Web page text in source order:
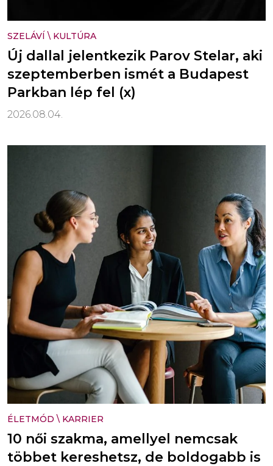
SZELÁVÍ \ KULTÚRA
Új dallal jelentkezik Parov Stelar, aki
szeptemberben ismét a Budapest
Parkban lép fel (x)
2026.08.04.
ÉLETMÓD \ KARRIER
10 női szakma, amellyel nemcsak
többet kereshetsz, de boldogabb is